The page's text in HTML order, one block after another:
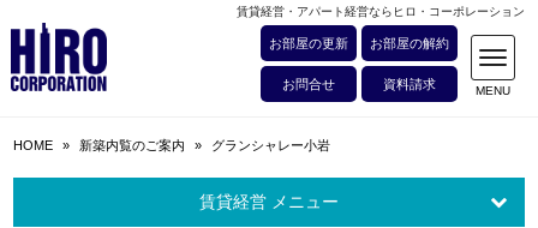
賃貸経営・アパート経営ならヒロ・コーポレーション
お部屋の更新 お部屋の解約
お問合せ 資料請求
HOME » 新築内覧のご案内 » グランシャレー小岩
賃貸経営 メニュー